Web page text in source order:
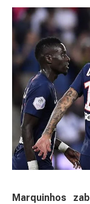
Marquinhos